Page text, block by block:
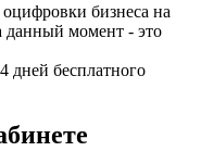
бизнеса на
данный момент - это
бесплатного